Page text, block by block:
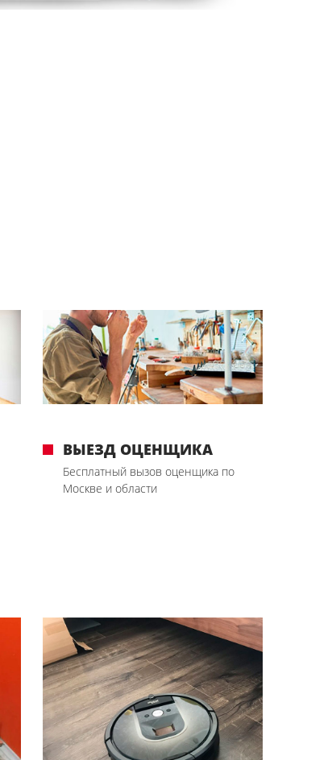
ВЫЕЗД ОЦЕНЩИКА
Бесплатный вызов оценщика по
Москве и области